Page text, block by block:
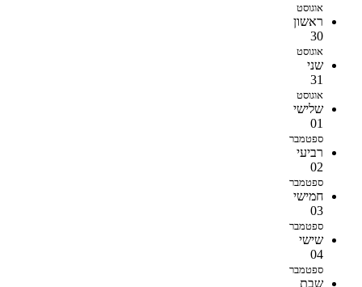
אוגוסט
ראשון
30
אוגוסט
שני
31
אוגוסט
שלישי
01
ספטמבר
רביעי
02
ספטמבר
חמישי
03
ספטמבר
שישי
04
ספטמבר
שבת